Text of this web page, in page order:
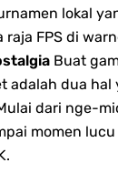
lokal
FPS di
Buat
adalah dua hal
dari nge-
momen